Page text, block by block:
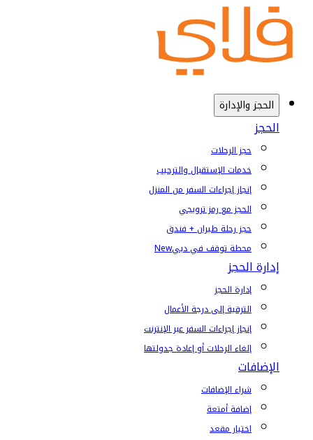
الحجز والإدارة
الحجز
حجز الرحلات
خدمات الإستقبال والترحيب
إنجاز إجراءات السفر من المنزل
الحجز مع رمز ترويجي
حجز رحلة طيران + فندق
محطة توقف في دبيNew
إدارة الحجز
إدارة الحجز
الترقية إلى درجة الأعمال
إنجاز إجراءات السفر عبر الإنترنت
إلغاء الرحلات أو إعادة جدولتها
الإضافات
شراء الإضافات
إضافة أمتعة
اختيار مقعد